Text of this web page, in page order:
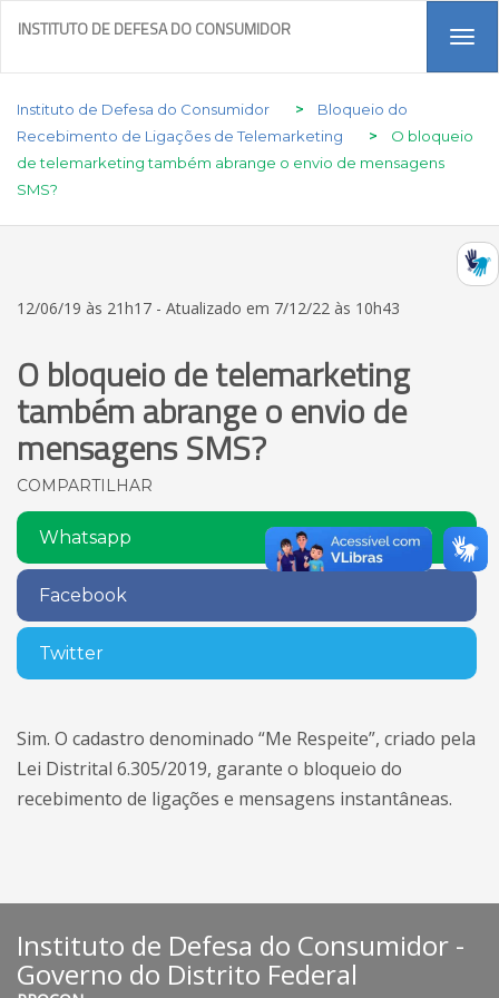
INSTITUTO DE DEFESA DO CONSUMIDOR
Instituto de Defesa do Consumidor >
Bloqueio do
Recebimento de Ligações de Telemarketing
>
O bloqueio
de telemarketing também abrange o envio de mensagens
SMS?
12/06/19 às 21h17 - Atualizado em 7/12/22 às 10h43
O bloqueio de telemarketing
também abrange o envio de
mensagens SMS?
COMPARTILHAR
Whatsapp
Facebook
Twitter
Sim. O cadastro denominado “Me Respeite”, criado pela
Lei Distrital 6.305/2019, garante o bloqueio do
recebimento de ligações e mensagens instantâneas.
Instituto de Defesa do Consumidor -
Governo do Distrito Federal